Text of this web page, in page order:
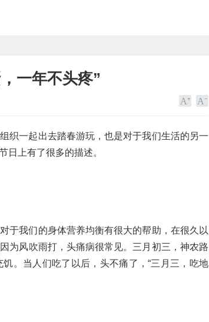
一年不头疼”
织一起出去踏春游玩，也是对于我们生活的另一
日上有了很多的描述。
于我们的身体营养均衡有很大的帮助，在很久以
为风吹雨打，头痛病很常见。三月初三，神农路
。当人们吃了以后，头不痛了，“三月三，吃地